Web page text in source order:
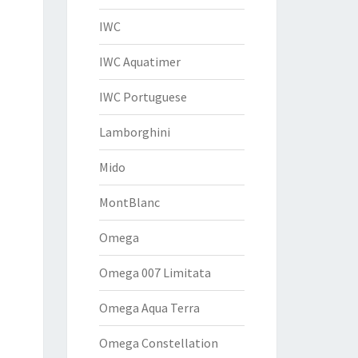
IWC
IWC Aquatimer
IWC Portuguese
Lamborghini
Mido
MontBlanc
Omega
Omega 007 Limitata
Omega Aqua Terra
Omega Constellation